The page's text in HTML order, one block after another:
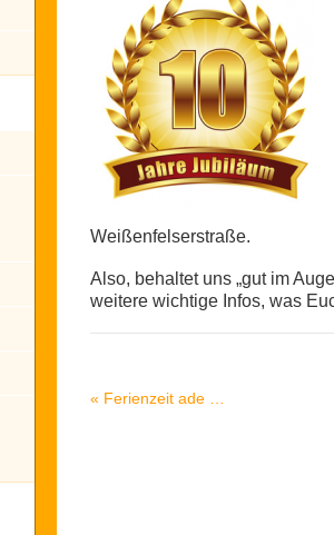
Weißenfelserstraße.
Also, behaltet uns „gut im
weitere wichtige Infos, was
« Ferienzeit ade …